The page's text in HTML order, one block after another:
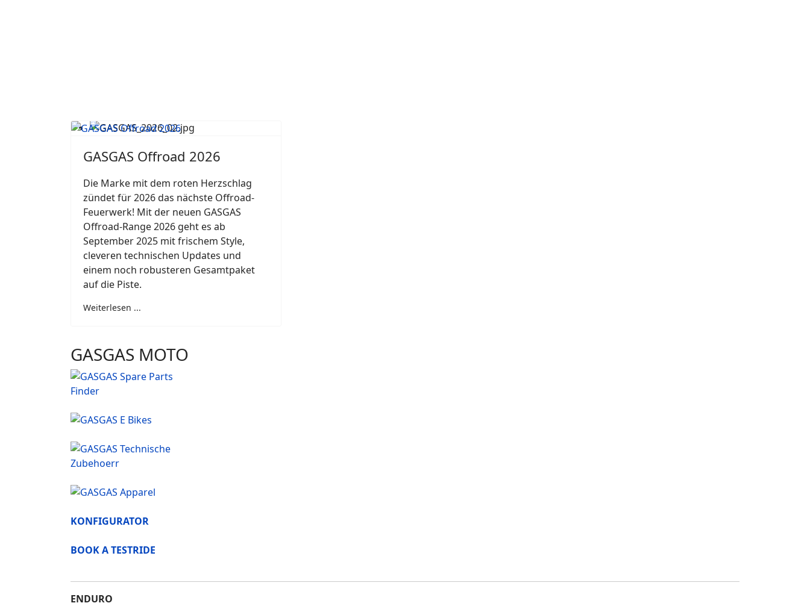
GASGAS Offroad 2026
Die Marke mit dem roten Herzschlag
zündet für 2026 das nächste Offroad-
Feuerwerk! Mit der neuen GASGAS
Offroad-Range 2026 geht es ab
September 2025 mit frischem Style,
cleveren technischen Updates und
einem noch robusteren Gesamtpaket
auf die Piste.
Weiterlesen ...
GASGAS MOTO
KONFIGURATOR
BOOK A TESTRIDE
ENDURO